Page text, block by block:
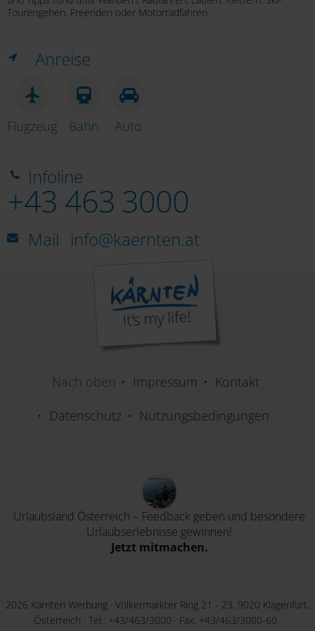
Tourengehen, Freeriden oder Motorradfahren.
Anreise
Flugzeug Bahn Auto
Infoline
+43 463 3000
Mail info@kaernten.at
Nach oben Impressum
Kontakt
Datenschutz
Nutzungsbedingungen
Urlaubsland Österreich – Feedback geben und besondere
Urlaubserlebnisse gewinnen!
Jetzt mitmachen.
2026 Kärnten Werbung · Völkermarkter Ring 21 - 23, 9020 Klagenfurt,
Österreich · Tel.: +43/463/3000 · Fax: +43/463/3000-60 ·